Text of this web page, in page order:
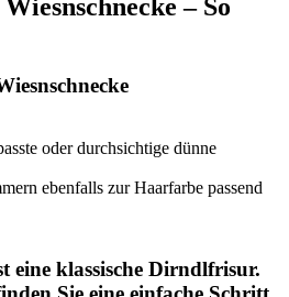
– So
oder durchsichtige dünne
ebenfalls zur Haarfarbe passend